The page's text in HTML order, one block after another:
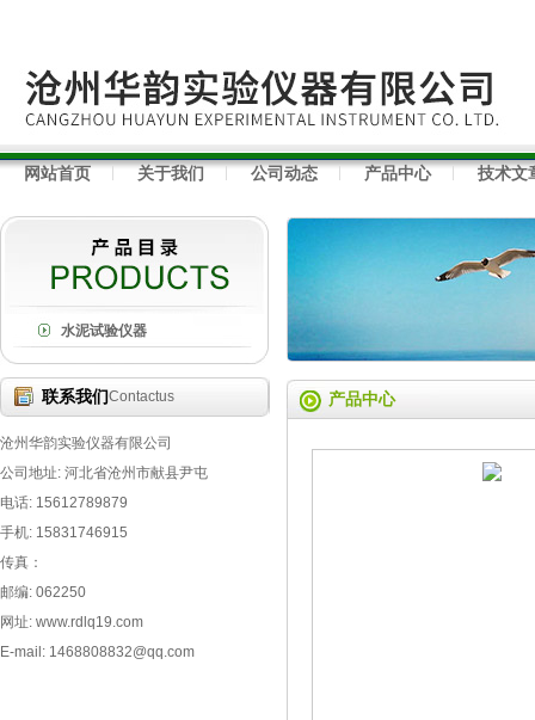
网站首页 关于我们 公司动态 产品中心 技术文
水泥试验仪器
联系我们Contactus
沧州华韵实验仪器有限公司
公司地址: 河北省沧州市献县尹屯
电话: 15612789879
手机: 15831746915
传真：
邮编: 062250
网址: www.rdlq19.com
E-mail: 1468808832@qq.com
产品中心